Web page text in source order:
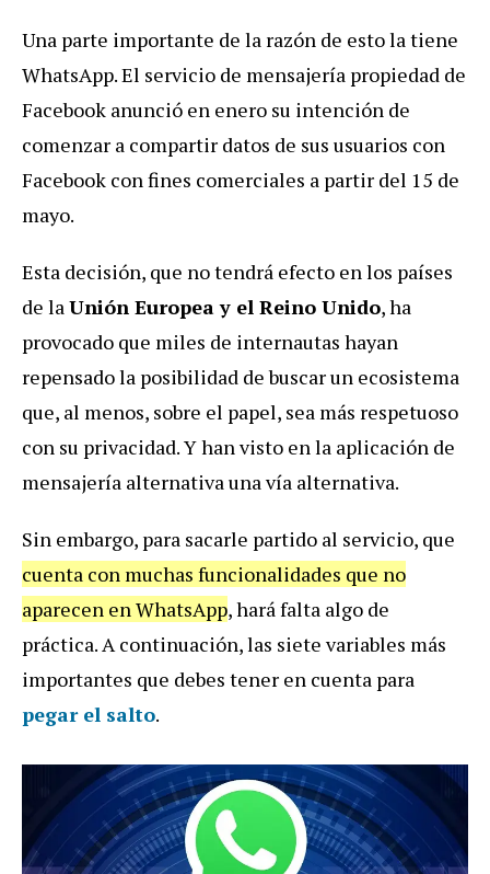
Una parte importante de la razón de esto la tiene
WhatsApp. El servicio de mensajería propiedad de
Facebook anunció en enero su intención de
comenzar a compartir datos de sus usuarios con
Facebook con fines comerciales a partir del 15 de
mayo.
Esta decisión, que no tendrá efecto en los países
de laUnión Europea y el Reino Unido, ha
provocado que miles de internautas hayan
repensado la posibilidad de buscar un ecosistema
que, al menos, sobre el papel, sea más respetuoso
con su privacidad. Y han visto en la aplicación de
mensajería alternativa una vía alternativa.
Sin embargo, para sacarle partido al servicio, que
cuenta con muchas funcionalidades que no
aparecen en WhatsApp, hará falta algo de
práctica. A continuación, las siete variables más
importantes que debes tener en cuenta para
pegar el salto.